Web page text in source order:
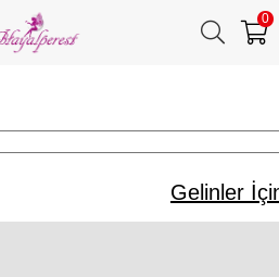
0
Gelinler